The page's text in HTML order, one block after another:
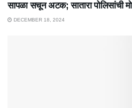
सापळा सचून अटक; सातारा पोलिसांची
DECEMBER 18, 2024